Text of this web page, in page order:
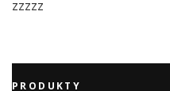
zzzzz
PRODUKTY